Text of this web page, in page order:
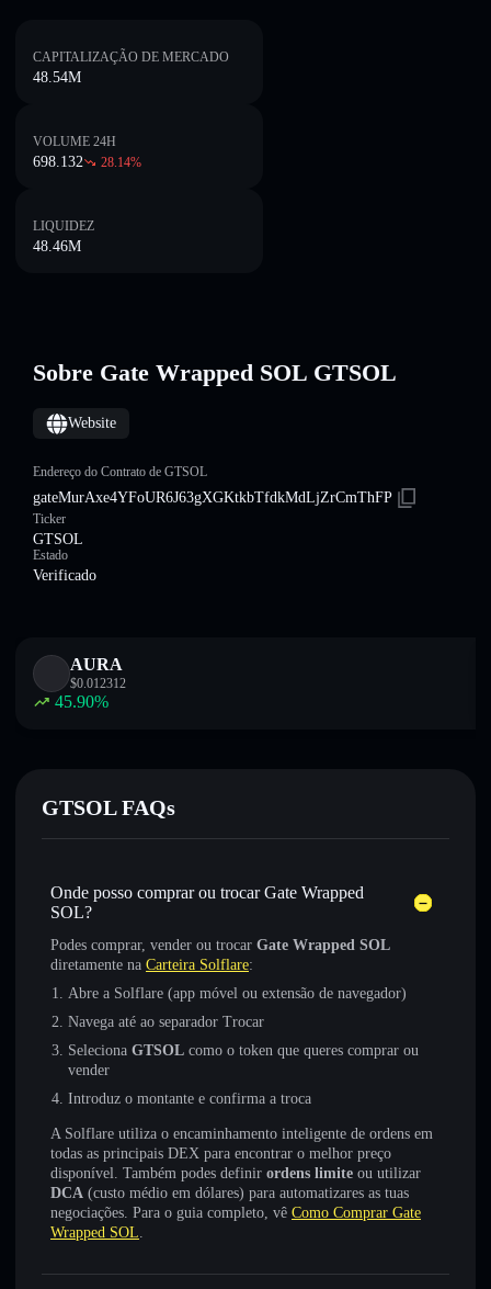
CAPITALIZAÇÃO DE MERCADO
48.54M
VOLUME 24H
698.132 28.14%
LIQUIDEZ
48.46M
Sobre Gate Wrapped SOL GTSOL
Website
Endereço do Contrato de GTSOL
gateMurAxe4YFoUR6J63gXGKtkbTfdkMdLjZrCmThFP
Ticker
GTSOL
Estado
Verificado
AURA
$0.012312
45.90%
GTSOL FAQs
Onde posso comprar ou trocar Gate Wrapped
SOL?
Podes comprar, vender ou trocar Gate Wrapped SOL
diretamente na Carteira Solflare:
Abre a Solflare (app móvel ou extensão de navegador)
Navega até ao separador Trocar
Seleciona GTSOL como o token que queres comprar ou
vender
Introduz o montante e confirma a troca
A Solflare utiliza o encaminhamento inteligente de ordens em
todas as principais DEX para encontrar o melhor preço
disponível. Também podes definir ordens limite ou utilizar
DCA (custo médio em dólares) para automatizares as tuas
negociações. Para o guia completo, vê Como Comprar Gate
Wrapped SOL.